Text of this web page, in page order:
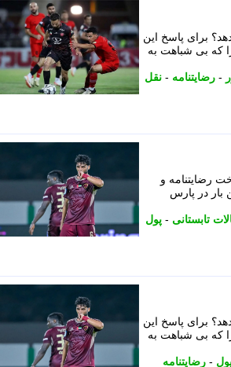
برای پاسخ این
که بی شباهت به
- رضایتنامه - نقل
رضایتنامه و
بار در پارس
تابستانی - پول
برای پاسخ این
که بی شباهت به
- رضایتنامه